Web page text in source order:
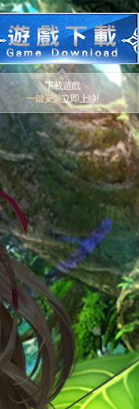
下載遊戲
一鍵安裝立即上線!